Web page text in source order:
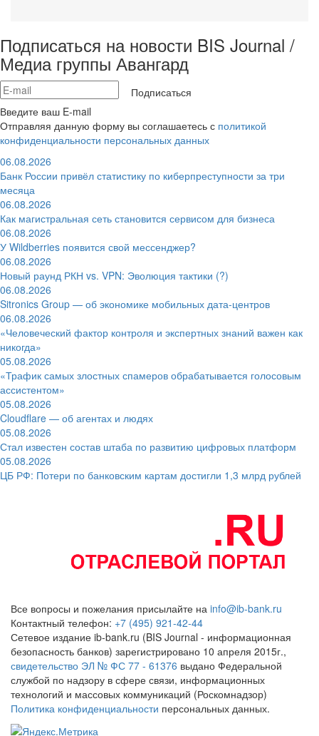
Подписаться на новости BIS Journal /
Медиа группы Авангард
Подписаться
Введите ваш E-mail
Отправляя данную форму вы соглашаетесь с политикой
конфиденциальности персональных данных
06.08.2026
Банк России привёл статистику по киберпреступности за три
месяца
06.08.2026
Как магистральная сеть становится сервисом для бизнеса
06.08.2026
У Wildberries появится свой мессенджер?
06.08.2026
Новый раунд РКН vs. VPN: Эволюция тактики (?)
06.08.2026
Sitronics Group — об экономике мобильных дата-центров
06.08.2026
«Человеческий фактор контроля и экспертных знаний важен как
никогда»
05.08.2026
«Трафик самых злостных спамеров обрабатывается голосовым
ассистентом»
05.08.2026
Cloudflare — об агентах и людях
05.08.2026
Стал известен состав штаба по развитию цифровых платформ
05.08.2026
ЦБ РФ: Потери по банковским картам достигли 1,3 млрд рублей
Все вопросы и пожелания присылайте на info@ib-bank.ru
Контактный телефон: +7 (495) 921-42-44
Сетевое издание ib-bank.ru (BIS Journal - информационная
безопасность банков) зарегистрировано 10 апреля 2015г.,
свидетельство ЭЛ № ФС 77 - 61376 выдано Федеральной
службой по надзору в сфере связи, информационных
технологий и массовых коммуникаций (Роскомнадзор)
Политика конфиденциальности персональных данных.